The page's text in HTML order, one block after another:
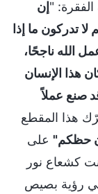
"إن
لا تدركون ما إذا
الله ناجحًا،
هذا الإنسان
صنع عملاً
هذا المقطع
حظكم" على
كشعاع نور
رؤية بصيص